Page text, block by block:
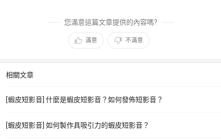
您滿意這篇文章提供的內容嗎?
滿意 不滿意
相關文章
[蝦皮短影音] 什麼是蝦皮短影音？如何發佈短影音？
[蝦皮短影音] 如何製作具吸引力的蝦皮短影音？